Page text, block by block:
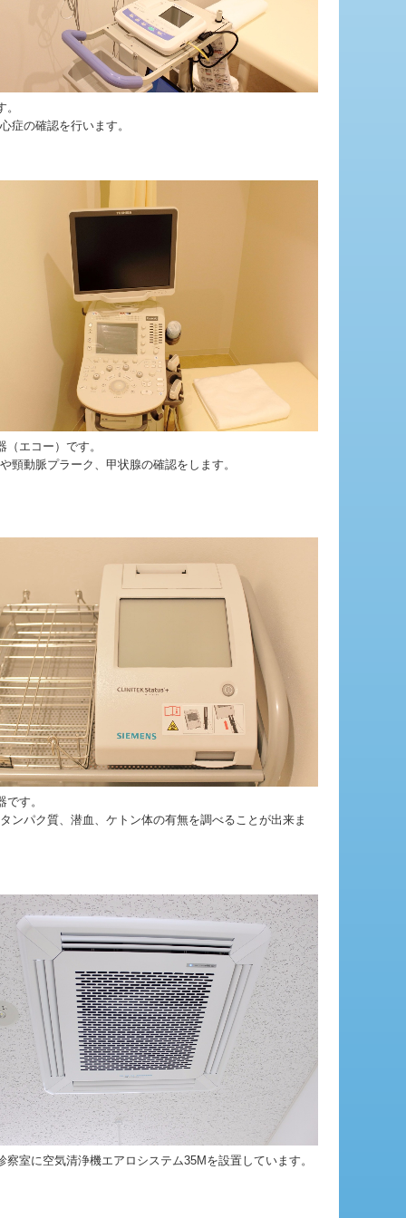
症の確認を行います。
（エコー）です。
頸動脈プラーク、甲状腺の確認をします。
す。
ンパク質、潜血、ケトン体の有無を調べることが出来ま
察室に空気清浄機エアロシステム35Mを設置しています。